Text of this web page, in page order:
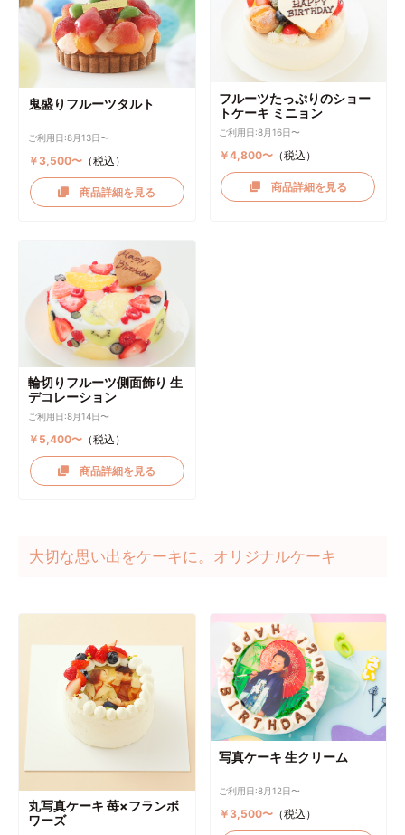
鬼盛りフルーツタルト
ご利用日:8月13日〜
￥3,500〜（税込）
商品詳細を見る
フルーツたっぷりのショー
トケーキ ミニョン
ご利用日:8月16日〜
￥4,800〜 （税込）
商品詳細を見る
輪切りフルーツ側面飾り 生
デコレーション
ご利用日:8月14日〜
￥5,400〜（税込）
商品詳細を見る
大切な思い出をケーキに。オリジナルケーキ
丸写真ケーキ 苺×フランボ
ワーズ
写真ケーキ 生クリーム
ご利用日:8月12日〜
￥3,500〜 （税込）